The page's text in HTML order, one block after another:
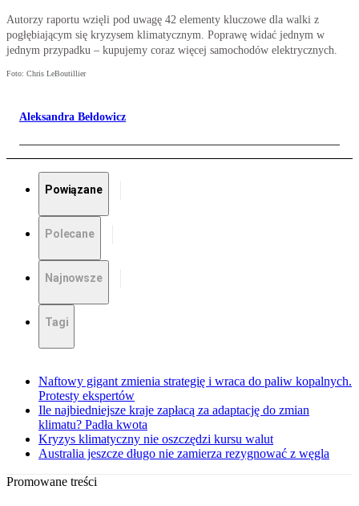
Autorzy raportu wzięli pod uwagę 42 elementy kluczowe dla walki z
pogłębiającym się kryzysem klimatycznym. Poprawę widać jednym w
jednym przypadku – kupujemy coraz więcej samochodów elektrycznych.
Foto: Chris LeBoutillier
Aleksandra Bełdowicz
Powiązane
Polecane
Najnowsze
Tagi
Naftowy gigant zmienia strategię i wraca do paliw kopalnych.
Protesty ekspertów
Ile najbiedniejsze kraje zapłacą za adaptację do zmian
klimatu? Padła kwota
Kryzys klimatyczny nie oszczędzi kursu walut
Australia jeszcze długo nie zamierza rezygnować z węgla
Promowane treści